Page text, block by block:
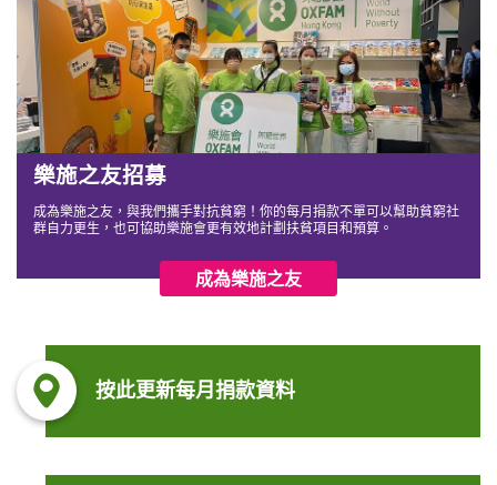
樂施之友招募
成為樂施之友，與我們攜手對抗貧窮！你的每月捐款不單可以幫助貧窮社
群自力更生，也可協助樂施會更有效地計劃扶貧項目和預算。
成為樂施之友
按此更新每月捐款資料